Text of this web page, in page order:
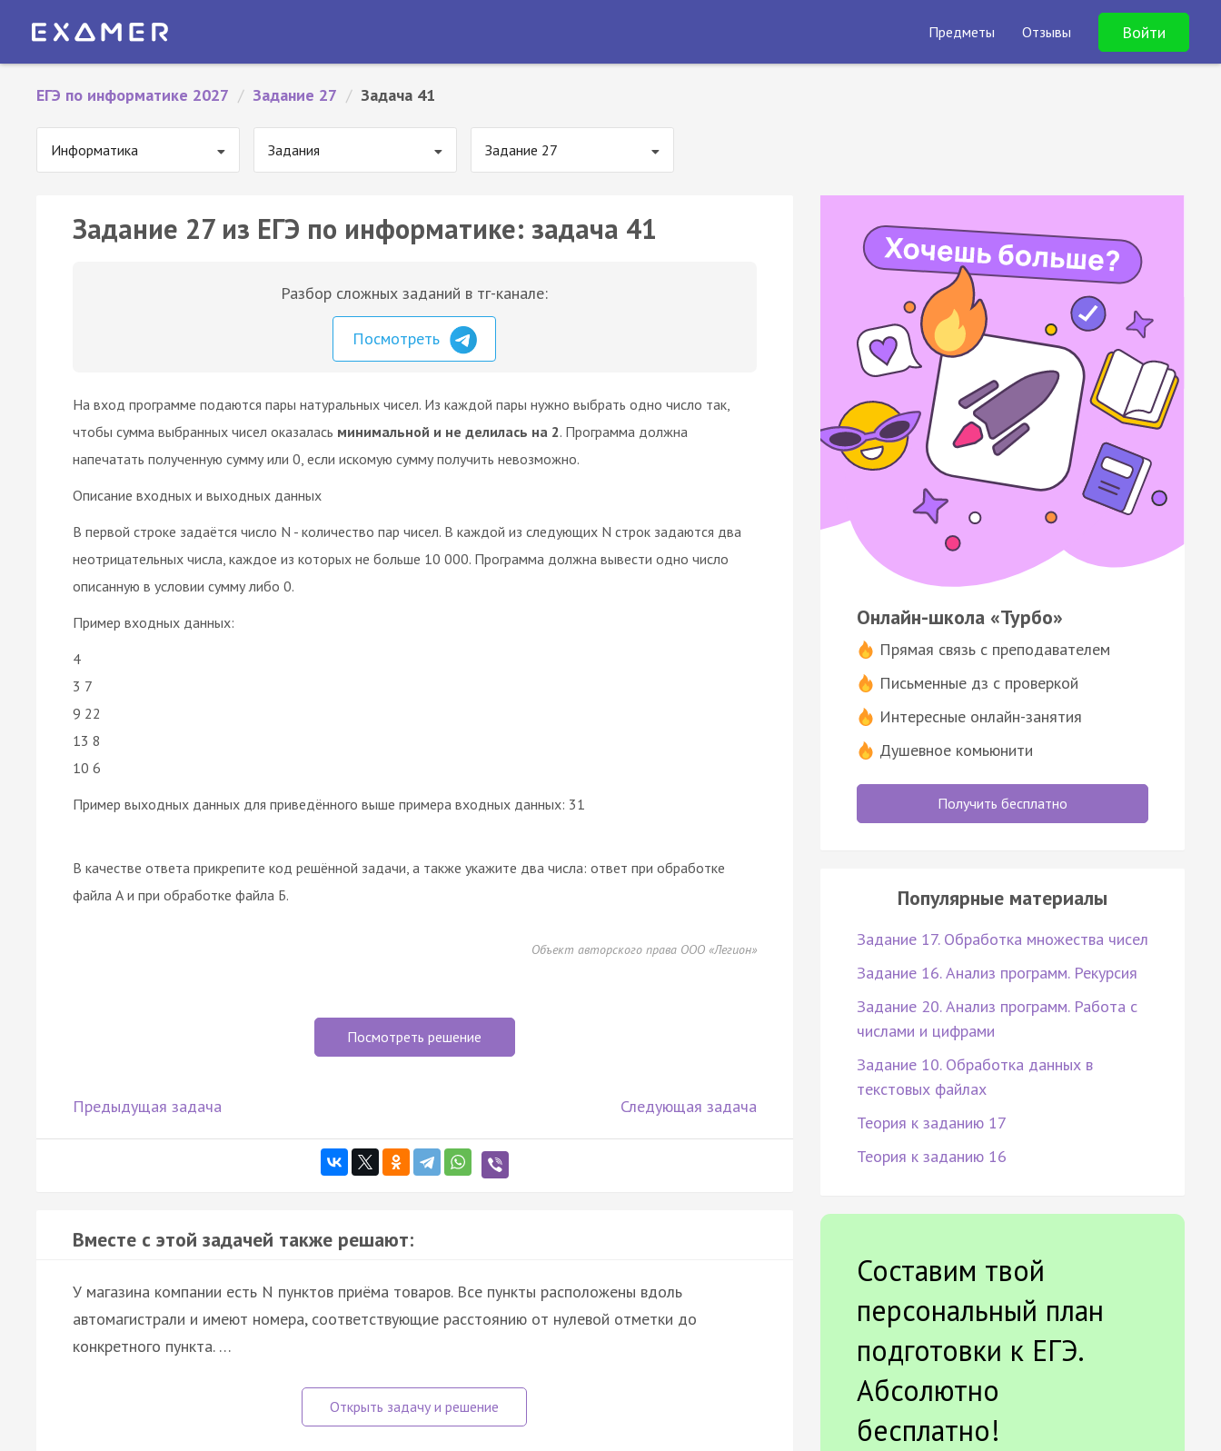
Предметы Отзывы Войти
ЕГЭ по информатике 2027 / Задание 27 / Задача 41
Информатика Задания Задание 27
Задание 27 из ЕГЭ по информатике: задача 41
Разбор сложных заданий в тг-канале:
Посмотреть
На вход программе подаются пары натуральных чисел. Из каждой пары нужно выбрать одно число так,
чтобы сумма выбранных чисел оказалась минимальной и не делилась на 2. Программа должна
напечатать полученную сумму или 0, если искомую сумму получить невозможно.
Описание входных и выходных данных
В первой строке задаётся число N - количество пар чисел. В каждой из следующих N строк задаются два
неотрицательных числа, каждое из которых не больше 10 000. Программа должна вывести одно число
описанную в условии сумму либо 0.
Пример входных данных:
4
3 7
9 22
13 8
10 6
Пример выходных данных для приведённого выше примера входных данных: 31
В качестве ответа прикрепите код решённой задачи, а также укажите два числа: ответ при обработке
файла А и при обработке файла Б.
Объект авторского права ООО «Легион»
Посмотреть решение
Предыдущая задача Следующая задача
Вместе с этой задачей также решают:
У магазина компании есть N пунктов приёма товаров. Все пункты расположены вдоль
автомагистрали и имеют номера, соответствующие расстоянию от нулевой отметки до
конкретного пункта. …
Онлайн-школа «Турбо»
Прямая связь с преподавателем
Письменные дз с проверкой
Интересные онлайн-занятия
Душевное комьюнити
Получить бесплатно
Популярные материалы
Задание 17. Обработка множества чисел
Задание 16. Анализ программ. Рекурсия
Задание 20. Анализ программ. Работа с
числами и цифрами
Задание 10. Обработка данных в
текстовых файлах
Теория к заданию 17
Теория к заданию 16
Составим твой
персональный план
подготовки к ЕГЭ.
Абсолютно
бесплатно!